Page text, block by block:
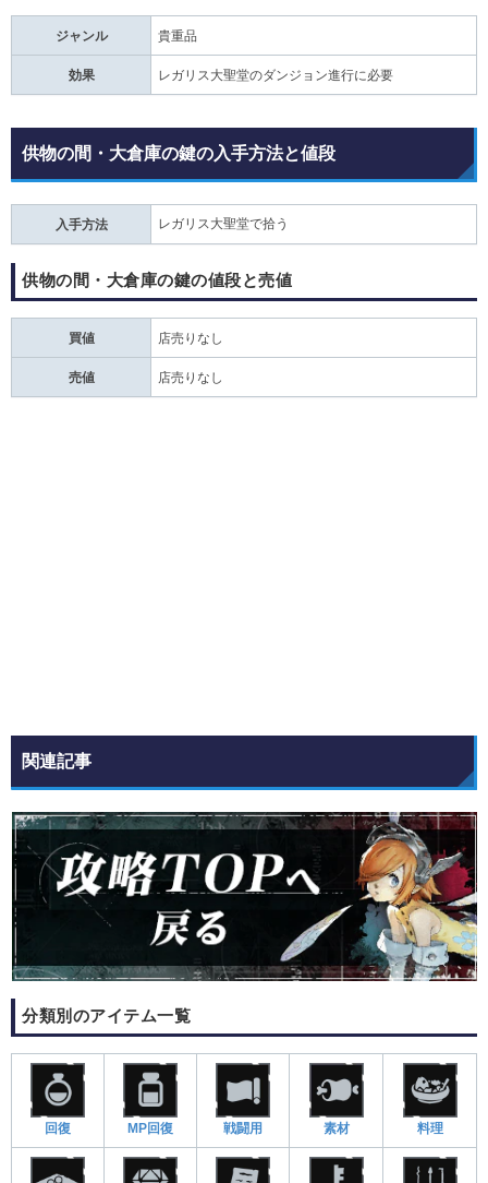
ジャンル 貴重品
効果 レガリス大聖堂のダンジョン進行に必要
供物の間・大倉庫の鍵の入手方法と値段
入手方法 レガリス大聖堂で拾う
供物の間・大倉庫の鍵の値段と売値
買値 店売りなし
売値 店売りなし
関連記事
分類別のアイテム一覧
回復 MP回復 戦闘用 素材 料理